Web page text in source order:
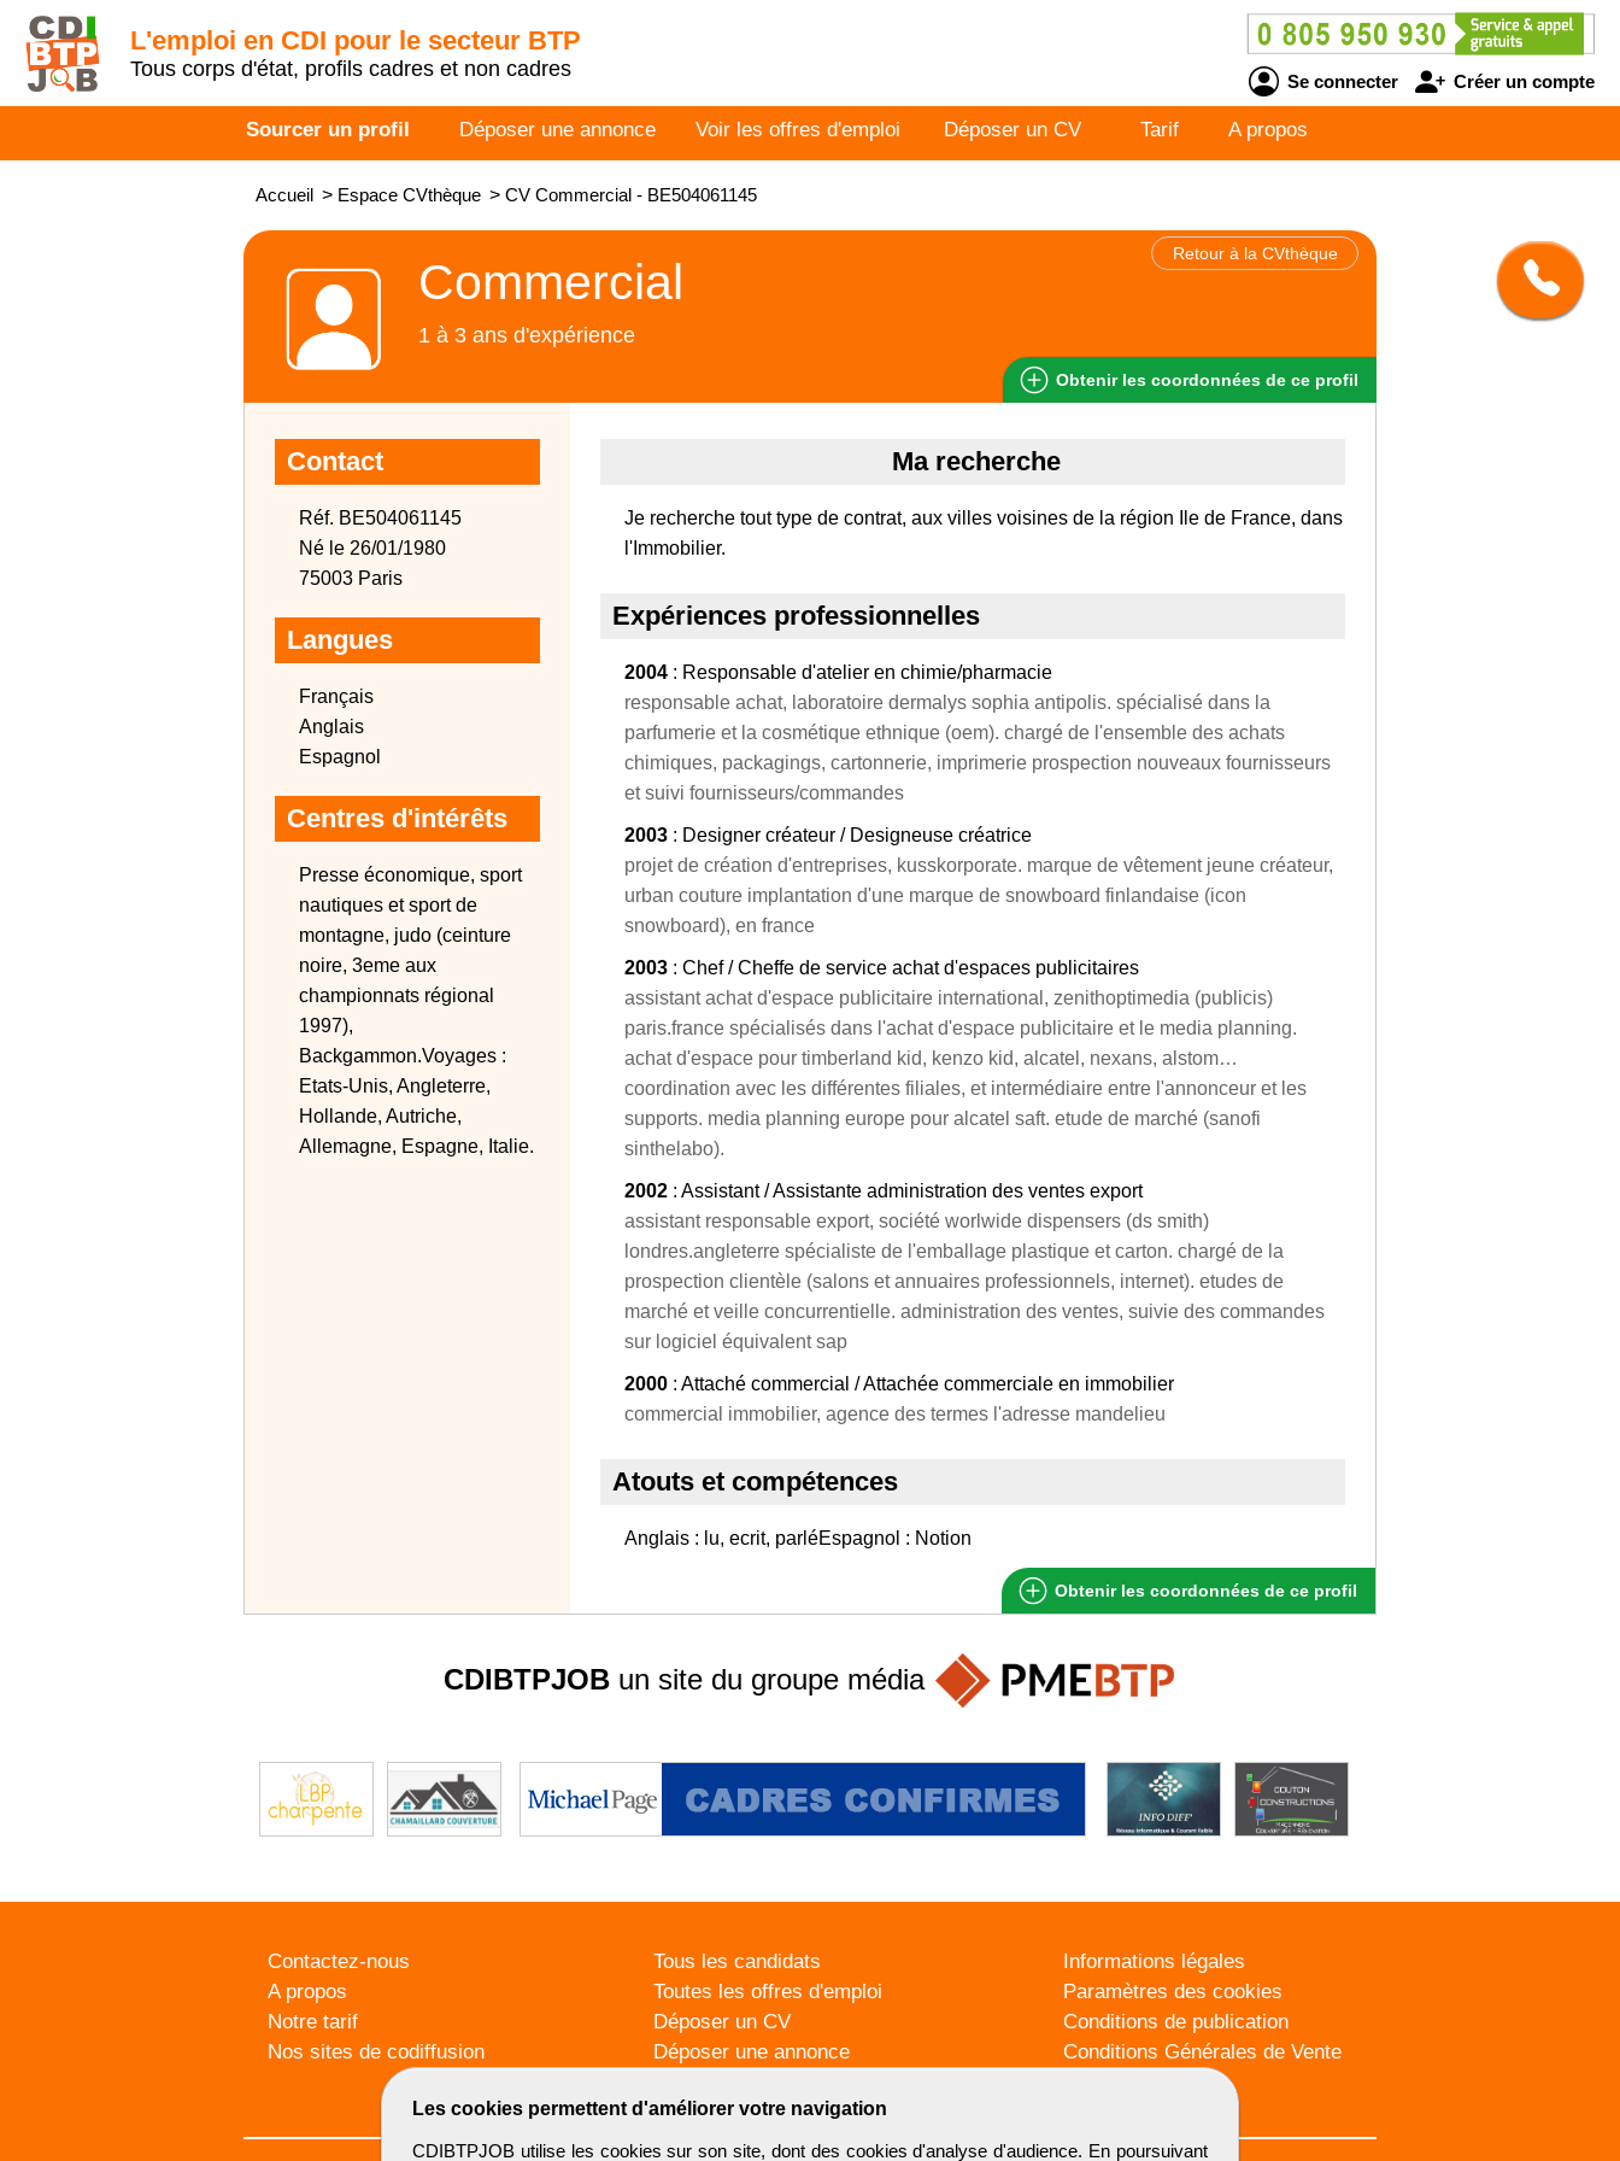
L'emploi en CDI pour le secteur BTP
Tous corps d'état, profils cadres et non cadres
Se connecter Créer un compte
Sourcer un profil Déposer une annonce Voir les offres d'emploi Déposer un CV Tarif A propos
Accueil > Espace CVthèque > CV Commercial - BE504061145
Retour à la CVthèque
Commercial
1 à 3 ans d'expérience
Obtenir les coordonnées de ce profil
Contact
Réf. BE504061145
Né le 26/01/1980
75003 Paris
Langues
Français
Anglais
Espagnol
Centres d'intérêts
Presse économique, sport
nautiques et sport de
montagne, judo (ceinture
noire, 3eme aux
championnats régional
1997),
Backgammon.Voyages :
Etats-Unis, Angleterre,
Hollande, Autriche,
Allemagne, Espagne, Italie.
Ma recherche
Je recherche tout type de contrat, aux villes voisines de la région Ile de France, dans
l'Immobilier.
Expériences professionnelles
2004 : Responsable d'atelier en chimie/pharmacie
responsable achat, laboratoire dermalys sophia antipolis. spécialisé dans la
parfumerie et la cosmétique ethnique (oem). chargé de l'ensemble des achats
chimiques, packagings, cartonnerie, imprimerie prospection nouveaux fournisseurs
et suivi fournisseurs/commandes
2003 : Designer créateur / Designeuse créatrice
projet de création d'entreprises, kusskorporate. marque de vêtement jeune créateur,
urban couture implantation d'une marque de snowboard finlandaise (icon
snowboard), en france
2003 : Chef / Cheffe de service achat d'espaces publicitaires
assistant achat d'espace publicitaire international, zenithoptimedia (publicis)
paris.france spécialisés dans l'achat d'espace publicitaire et le media planning.
achat d'espace pour timberland kid, kenzo kid, alcatel, nexans, alstom…
coordination avec les différentes filiales, et intermédiaire entre l'annonceur et les
supports. media planning europe pour alcatel saft. etude de marché (sanofi
sinthelabo).
2002 : Assistant / Assistante administration des ventes export
assistant responsable export, société worlwide dispensers (ds smith)
londres.angleterre spécialiste de l'emballage plastique et carton. chargé de la
prospection clientèle (salons et annuaires professionnels, internet). etudes de
marché et veille concurrentielle. administration des ventes, suivie des commandes
sur logiciel équivalent sap
2000 : Attaché commercial / Attachée commerciale en immobilier
commercial immobilier, agence des termes l'adresse mandelieu
Atouts et compétences
Anglais : lu, ecrit, parléEspagnol : Notion
Obtenir les coordonnées de ce profil
Les cookies permettent d'améliorer votre navigation
CDIBTPJOB utilise les cookies sur son site, dont des cookies d'analyse d'audience. En poursuivant
CDIBTPJOBun site du groupe média
Contactez-nous
A propos
Notre tarif
Nos sites de codiffusion
Tous les candidats
Toutes les offres d'emploi
Déposer un CV
Déposer une annonce
Informations légales
Paramètres des cookies
Conditions de publication
Conditions Générales de Vente